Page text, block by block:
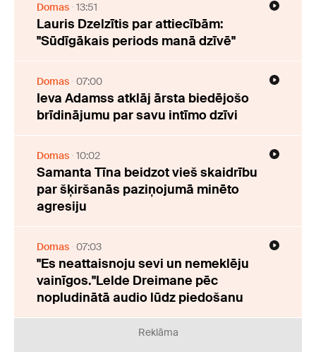
Domas 13:51
Lauris Dzelzītis par attiecībām:
"Sūdīgākais periods manā dzīvē"
Domas 07:00
Ieva Adamss atklāj ārsta biedējošo
brīdinājumu par savu intīmo dzīvi
Domas 10:02
Samanta Tīna beidzot vieš skaidrību
par šķiršanās paziņojumā minēto
agresiju
Domas 07:03
"Es neattaisnoju sevi un nemeklēju
vainīgos."Lelde Dreimane pēc
nopludinātā audio lūdz piedošanu
Reklāma